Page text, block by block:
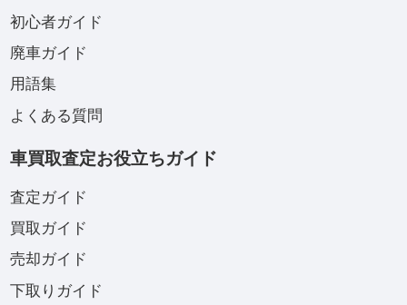
初心者ガイド
廃車ガイド
用語集
よくある質問
車買取査定お役立ちガイド
査定ガイド
買取ガイド
売却ガイド
下取りガイド